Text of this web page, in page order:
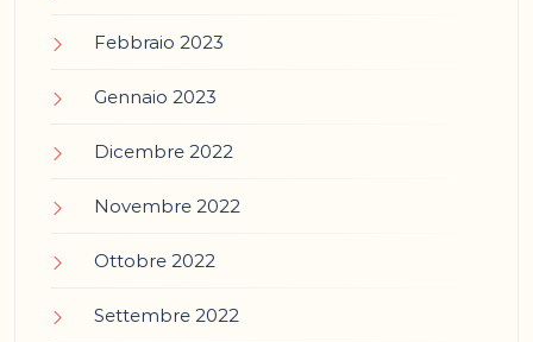
Febbraio 2023
Gennaio 2023
Dicembre 2022
Novembre 2022
Ottobre 2022
Settembre 2022